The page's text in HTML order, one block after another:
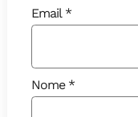
Email
Nome